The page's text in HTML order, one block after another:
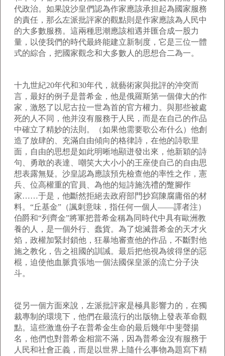
代政治。如果說沙皇們認為作家應該承担起為國家服務
的責任，那么左派批評家的觀點則是作家應該為人民中
的大多數服務。這兩種思潮應該相遇并匯合成一股力
量，以使我們的時代最終能建立新制度，它是三位一體
式的綜合，把國家觀念和大多數人的思想合二為一。
十九世紀20年代和30年代，就藝術家與批評的沖突而
言，最好的例子是普希金，他是俄羅斯第一個偉大的作
家，激怒了以尼古拉一世為首的官方權力。與那些被處
死的人不同，他并沒有服務于人民，而是在自己的作品
中確立了精妙的法則。（如果他需要歌公布什么）他創
造了放肆的、充滿自由傾向的格律詩，在他的詩歌里
面，自由的思想是如此明晰地顯迸發出來，他新穎的詩
句、勇敢的表達、嘲笑大大小小的王座使自己的自由思
想表露無疑。沙皇認為應該預先檢查他的率性之作，憲
兵、位高權重的官員、為他的短詩施洗禮的蹩腳作
家……于是，他斷然拒絕去政府部門抄寫陳腐庸俗的材
料。“丘基金”（諷刺意味，指任何一個人——譯者注）
伯爵和“列齊金”將軍把普希金稱為同時代中具有歐洲教
養的人，是一個外行、蠢貨。為了熄滅普希金的天才火
焰，政權加緊封鎖他，狂暴地審查他的作品，不斷對他
施之教化，告之祖國的訓誡。最后把他視為彼得堡的惡
棍，迫使他血脈賁張地一個法國保皇派的流亡分子決
斗。
從另一個方面來說，左派批評家是極具影響力的，在獨
裁專制的環境下，他們在最流行的出版物上發表革命觀
點。這些激進份子在普希金生命的最后幾年中斐聲揚
名，他們也對普希金相當不滿，因為普希金沒有服務于
人民和社會正義，而是以世界上隨什么事物為題寫下精